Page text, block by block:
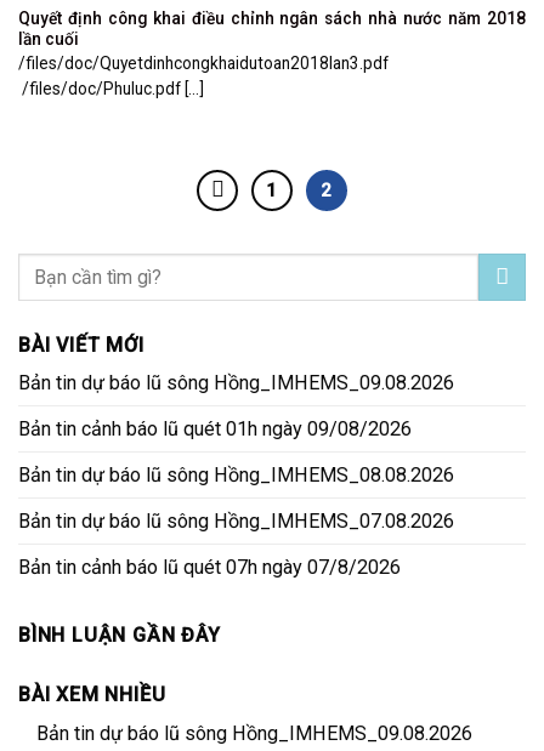
Quyết định công khai điều chỉnh ngân sách nhà nước năm 2018
lần cuối
/files/doc/Quyetdinhcongkhaidutoan2018lan3.pdf
/files/doc/Phuluc.pdf [...]
1 2
BÀI VIẾT MỚI
Bản tin dự báo lũ sông Hồng_IMHEMS_09.08.2026
Bản tin cảnh báo lũ quét 01h ngày 09/08/2026
Bản tin dự báo lũ sông Hồng_IMHEMS_08.08.2026
Bản tin dự báo lũ sông Hồng_IMHEMS_07.08.2026
Bản tin cảnh báo lũ quét 07h ngày 07/8/2026
BÌNH LUẬN GẦN ĐÂY
BÀI XEM NHIỀU
Bản tin dự báo lũ sông Hồng_IMHEMS_09.08.2026